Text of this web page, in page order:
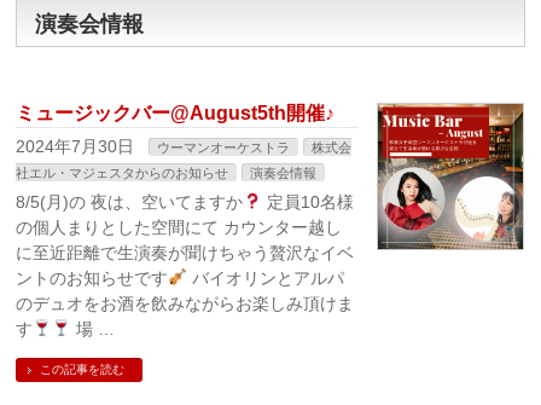
演奏会情報
ミュージックバー@August5th開催♪
2024年7月30日 ウーマンオーケストラ
株式会
社エル・マジェスタからのお知らせ
演奏会情報
8/5(月)の 夜は、空いてますか
定員10名様
の個人まりとした空間にて カウンター越し
に至近距離で生演奏が聞けちゃう贅沢なイベ
ントのお知らせです
バイオリンとアルパ
のデュオをお酒を飲みながらお楽しみ頂けま
す
場 …
この記事を読む